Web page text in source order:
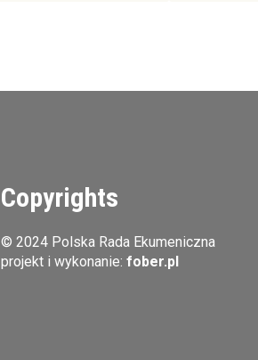
Copyrights
© 2024 Polska Rada Ekumeniczna
projekt i wykonanie: fober.pl